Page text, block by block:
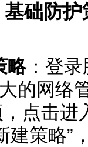
基础防
略：登录
的网络
点击进
建策略”